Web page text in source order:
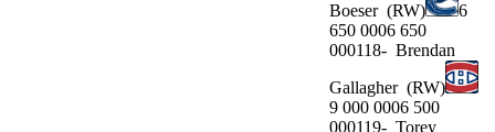
Boeser(RW)
6
650 0006 650
000118- Brendan
Gallagher(RW)
9 000 0006 500
000119- Torey